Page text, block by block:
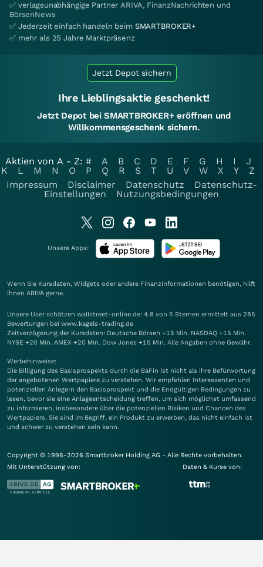
✅ verlagsunabhängige Partner ARIVA, FinanzNachrichten und
BörsenNews
✅ Jederzeit einfach handeln beim SMARTBROKER+
✅ mehr als 25 Jahre Marktpräsenz
Jetzt Depot sichern
Ihre Lieblingsaktie geschenkt!
Jetzt Depot bei SMARTBROKER+ eröffnen und
Willkommensgeschenk sichern.
Aktien von A - Z: # A B C D E F G H I
J
K
L M N O P Q R S T U V W X Y
Z
Impressum
Disclaimer Datenschutz
Datenschutz-
Einstellungen
Nutzungsbedingungen
Unsere Apps:
Wenn Sie Kursdaten, Widgets oder andere Finanzinformationen benötigen, hilft
Ihnen ARIVA gerne.
Unsere User schätzen wallstreet-online.de: 4.8 von 5 Sternen ermittelt aus 285
Bewertungen bei www.kagels-trading.de
Zeitverzögerung der Kursdaten: Deutsche Börsen +15 Min. NASDAQ +15 Min.
NYSE +20 Min. AMEX +20 Min. Dow Jones +15 Min. Alle Angaben ohne Gewähr.
Werbehinweise:
Die Billigung des Basisprospekts durch die BaFin ist nicht als ihre Befürwortung
der angebotenen Wertpapiere zu verstehen. Wir empfehlen Interessenten und
potenziellen Anlegern den Basisprospekt und die Endgültigen Bedingungen zu
lesen, bevor sie eine Anlageentscheidung treffen, um sich möglichst umfassend
zu informieren, insbesondere über die potenziellen Risiken und Chancen des
Wertpapiers. Sie sind im Begriff, ein Produkt zu erwerben, das nicht einfach ist
und schwer zu verstehen sein kann.
Copyright © 1998-2026 Smartbroker Holding AG - Alle Rechte vorbehalten.
Mit Unterstützung von:
Daten & Kurse von: